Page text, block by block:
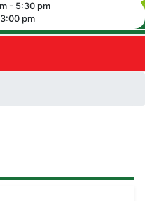
- 5:30 pm
pm